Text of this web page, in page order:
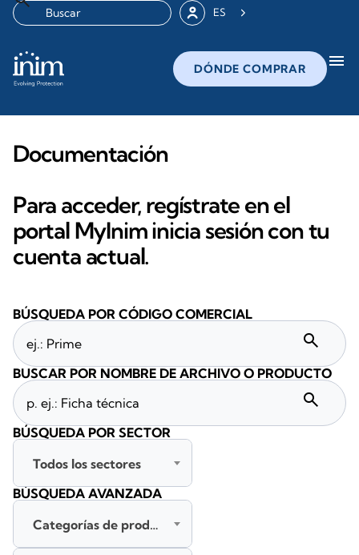
ES
DÓNDE COMPRAR menu
Documentación
Para acceder, regístrate en el
portal MyInim inicia sesión con tu
cuenta actual.
BÚSQUEDA POR CÓDIGO COMERCIAL
search
BUSCAR POR NOMBRE DE ARCHIVO O PRODUCTO
search
BÚSQUEDA POR SECTOR
Todos los sectores
BÚSQUEDA AVANZADA
Categorías de productos